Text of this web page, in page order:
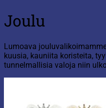
Joulu
Lumoava
kuusia, kauniita koristeita,
tunnelmallisia valoja niin